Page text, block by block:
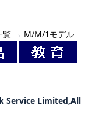
覧 → M/M/1モデル
Service Limited,All